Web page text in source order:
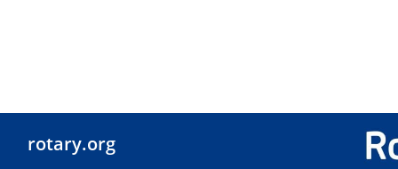
rotary.org